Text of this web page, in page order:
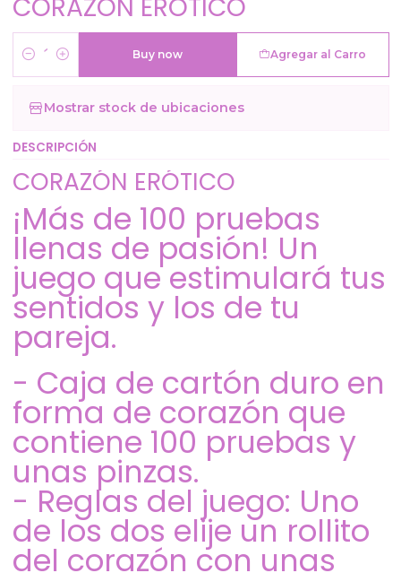
CORAZÓN ERÓTICO
Cantidad
Agregar al Carro
Buy now
Mostrar stock de ubicaciones
DESCRIPCIÓN
CORAZÓN ERÓTICO
¡Más de 100 pruebas
llenas de pasión! Un
juego que estimulará tus
sentidos y los de tu
pareja.
- Caja de cartón duro en
forma de corazón que
contiene 100 pruebas y
unas pinzas.
- Reglas del juego: Uno
de los dos elije un rollito
del corazón con unas